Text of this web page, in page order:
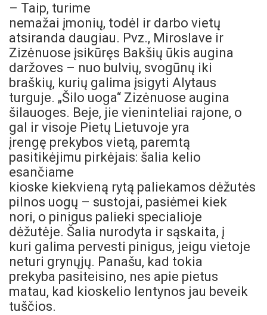
– Taip, turime
nemažai įmonių, todėl ir darbo vietų
atsiranda daugiau. Pvz., Miroslave ir
Zizėnuose įsikūręs Bakšių ūkis augina
daržoves – nuo bulvių, svogūnų iki
braškių, kurių galima įsigyti Alytaus
turguje. „Šilo uoga“ Zizėnuose augina
šilauoges. Beje, jie vieninteliai rajone, o
gal ir visoje Pietų Lietuvoje yra
įrengę prekybos vietą, paremtą
pasitikėjimu pirkėjais: šalia kelio
esančiame
kioske kiekvieną rytą paliekamos dėžutės
pilnos uogų – sustojai, pasiėmei kiek
nori, o pinigus palieki specialioje
dėžutėje. Šalia nurodyta ir sąskaita, į
kuri galima pervesti pinigus, jeigu vietoje
neturi grynųjų. Panašu, kad tokia
prekyba pasiteisino, nes apie pietus
matau, kad kioskelio lentynos jau beveik
tuščios.